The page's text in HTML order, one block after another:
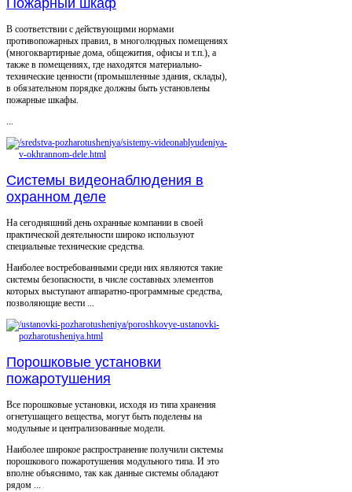
Пожарный шкаф
В соответствии с действующими нормами
противопожарных правил, в многолюдных помещениях
(многоквартирные дома, общежития, офисы и т.п.), а
также в помещениях, где находятся материально-
технические ценности (промышленные здания, склады),
в обязательном порядке должны быть установлены
пожарные шкафы.
...
Системы видеонаблюдения в
охранном деле
На сегодняшний день охранные компании в своей
практической деятельности широко используют
специальные технические средства.
Наиболее востребованными среди них являются такие
системы безопасности, в числе составных элементов
которых выступают аппаратно-программные средства,
позволяющие вести ...
Порошковые установки
пожаротушения
Все порошковые установки, исходя из типа хранения
огнетушащего вещества, могут быть поделены на
модульные и централизованные модели.
Наиболее широкое распространение получили системы
порошкового пожаротушения модульного типа. И это
вполне объяснимо, так как данные системы обладают
рядом ...